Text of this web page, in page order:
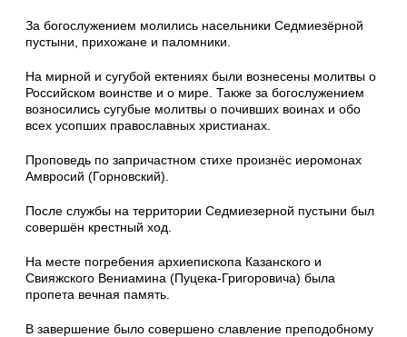
За богослужением молились насельники Седмиезёрной
пустыни, прихожане и паломники.
На мирной и сугубой ектениях были вознесены молитвы о
Российском воинстве и о мире. Также за богослужением
возносились сугубые молитвы о почивших воинах и обо
всех усопших православных христианах.
Проповедь по запричастном стихе произнёс иеромонах
Амвросий (Горновский).
После службы на территории Седмиезерной пустыни был
совершён крестный ход.
На месте погребения архиепископа Казанского и
Свияжского Вениамина (Пуцека-Григоровича) была
пропета вечная память.
В завершение было совершено славление преподобному